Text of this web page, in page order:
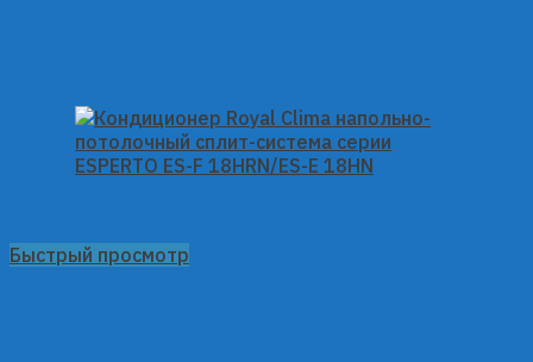
Быстрый просмотр